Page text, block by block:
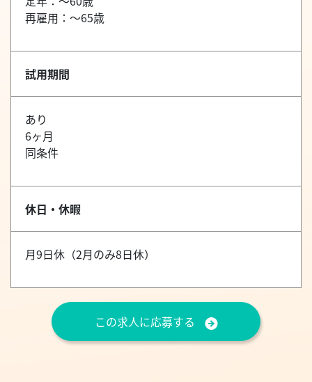
再雇用：～65歳
試用期間
あり
6ヶ月
同条件
休日・休暇
月9日休（2月のみ8日休）
この求人に応募する